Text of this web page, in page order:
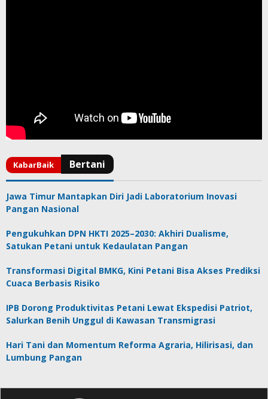
Jawa Timur Mantapkan Diri Jadi Laboratorium Inovasi
Pangan Nasional
Pengukuhkan DPN HKTI 2025–2030: Akhiri Dualisme,
Satukan Petani untuk Kedaulatan Pangan
Transformasi Digital BMKG, Kini Petani Bisa Akses Prediksi
Cuaca Berbasis Risiko
IPB Dorong Produktivitas Petani Lewat Ekspedisi Patriot,
Salurkan Benih Unggul di Kawasan Transmigrasi
Hari Tani dan Momentum Reforma Agraria, Hilirisasi, dan
Lumbung Pangan